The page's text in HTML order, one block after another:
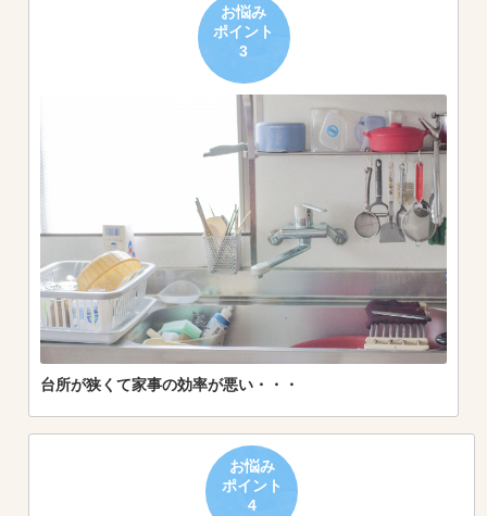
お悩み
ポイント
3
台所が狭くて家事の効率が悪い・・・
お悩み
ポイント
4